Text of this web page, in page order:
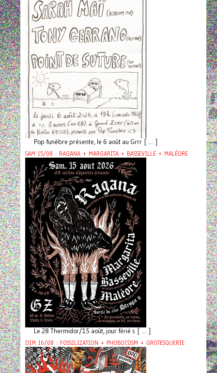
Pop funèbre présente, le 6 août au Grrr [ ... ]
SAM 15/08 : RAGANA + MARGARITA + BASSEVILLE + MALÉORE
Le 28 Thermidor/15 août, jour férié s [ ... ]
DIM 16/08 : FOSSILIZATION + PHOBOCOSM + GROTESQUERIE